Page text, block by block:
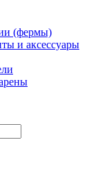
(фермы)
и аксессуары